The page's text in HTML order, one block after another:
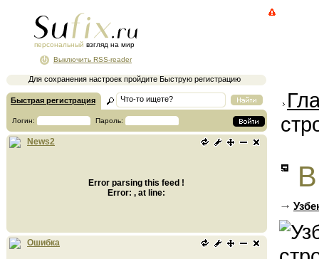
персональный взгляд на мир
Для сохранения настроек пройдите Быструю регистрацию
Выключить RSS-reader
Быстрая регистрация
Логин: Пароль:
News2
Error parsing this feed !
Error: , at line:
Ошибка